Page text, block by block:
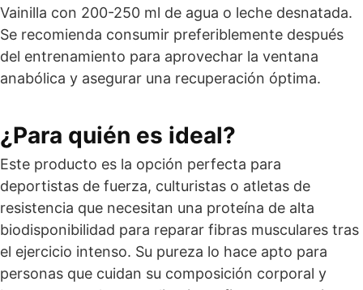
Vainilla con 200-250 ml de agua o leche desnatada.
Se recomienda consumir preferiblemente después
del entrenamiento para aprovechar la ventana
anabólica y asegurar una recuperación óptima.
¿Para quién es ideal?
Este producto es la opción perfecta para
deportistas de fuerza, culturistas o atletas de
resistencia que necesitan una proteína de alta
biodisponibilidad para reparar fibras musculares tras
el ejercicio intenso. Su pureza lo hace apto para
personas que cuidan su composición corporal y